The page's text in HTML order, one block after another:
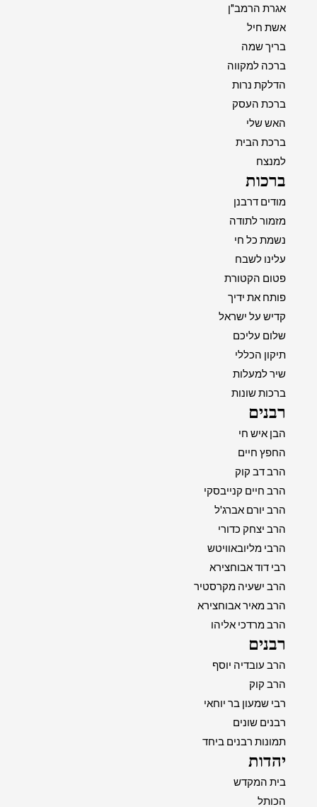
אגרת הרמב"ן
אשת חיל
בריך שמה
ברכה למקווה
הדלקת נרות
ברכת העסק
האש שלי
ברכת הבית
למנצח
ברכות
מודים דרבנן
מזמור לתודה
נשמת כל חי
עלינו לשבח
פטום הקטורת
פותח את ידיך
קדיש על ישראל
שלום עליכם
תיקון הכללי
שיר למעלות
ברכות שונות
רבנים
הבן איש חי
החפץ חיים
הרב דב קוק
הרב חיים קנייבסקי
הרב יורם אברג'ל
הרב יצחק כדורי
הרבי מליובאוויטש
רבי דוד אבוחצירא
הרב ישעיה מקרסטיר
הרב מאיר אבוחצירא
הרב מרדכי אליהו
רבנים
הרב עובדיה יוסף
הרב קוק
רבי שמעון בר יוחאי
רבנים שונים
תמונות רבנים ביחד
יהדות
בית המקדש
הכותל